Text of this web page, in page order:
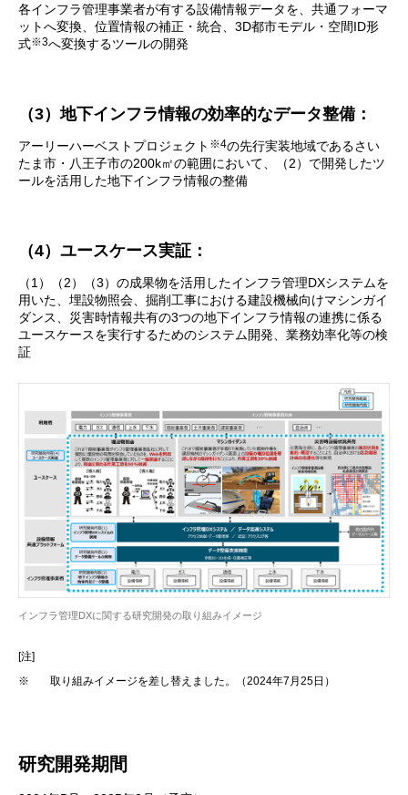
各インフラ管理事業者が有する設備情報データを、共通フォーマ
ットへ変換、位置情報の補正・統合、3D都市モデル・空間ID形
式※3へ変換するツールの開発
（3）地下インフラ情報の効率的なデータ整備：
アーリーハーベストプロジェクト ※4の先行実装地域であるさい
たま市・八王子市の200k㎡の範囲において、（2）で開発したツ
ールを活用した地下インフラ情報の整備
（4）ユースケース実証：
（1）（2）（3）の成果物を活用したインフラ管理DXシステムを
用いた、埋設物照会、掘削工事における建設機械向けマシンガイ
ダンス、災害時情報共有の3つの地下インフラ情報の連携に係る
ユースケースを実行するためのシステム開発、業務効率化等の検
証
インフラ管理DXに関する研究開発の取り組みイメージ
[注]
※
取り組みイメージを差し替えました。（2024年7月25日）
研究開発期間